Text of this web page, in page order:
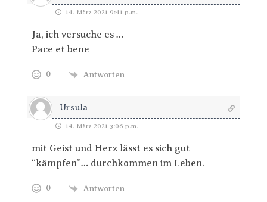
14. März 2021 9:41 p.m.
Ja, ich versuche es …
Pace et bene
0 Antworten
Ursula
14. März 2021 3:06 p.m.
mit Geist und Herz lässt es sich gut
“kämpfen”… durchkommen im Leben.
0 Antworten